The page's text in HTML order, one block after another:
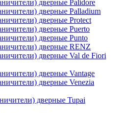
дверные Palidore
дверные Palladium
дверные Protect
дверные Puerto
дверные Punto
дверные RENZ
дверные Val de Fiori
дверные Vantage
дверные Venezia
дверные Tupai